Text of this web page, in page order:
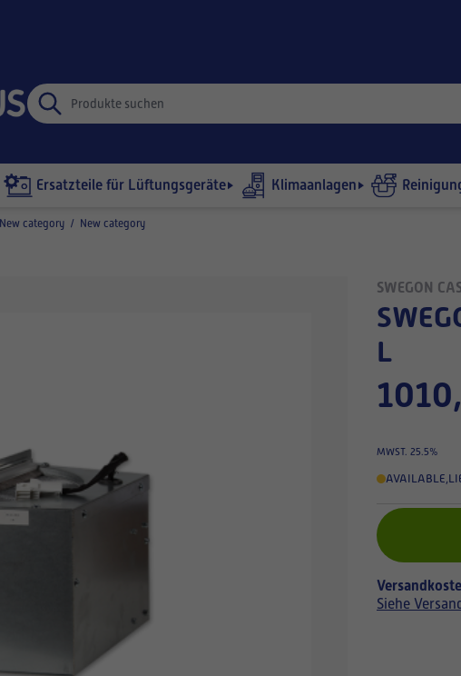
Ersatzteile für Lüftungsgeräte Klimaanlagen
New category / New category
SWEGON
SWEGON ROOTTORIPAKETTI R5/R120
L
MWST. 25.5%
AVAILABLE,
Siehe